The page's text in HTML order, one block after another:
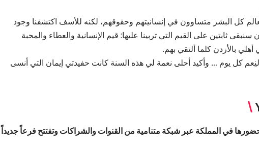
كل البشر متساوون في إنسانيتهم وحقوقهم، لكنه للأسف اكتشفنا وجود
ثابتين على القيم التي تربينا عليها: قيم الإنسانية والعطاء والمحبة
أهلي بالأردن كلما ألتقي بهم.
كل يوم … وأكيد أحلى نعمة لي هذه السنة كانت حفيدتي إيمان التي أنسى
في المملكة عبر شبكة متنامية من القنوات والشراكات وتفتتح فرعاً جديداً